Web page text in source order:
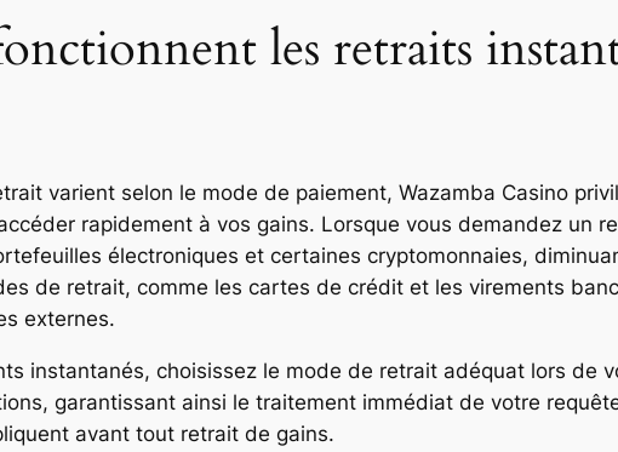
les retraits
varient selon le mode de paiement, Wazamba Casino
rapidement à vos gains. Lorsque vous demandez un
électroniques et certaines cryptomonnaies,
de retrait, comme les cartes de crédit et les virements
externes.
instantanés, choisissez le mode de retrait adéquat lors de
garantissant ainsi le traitement immédiat de votre
avant tout retrait de gains.